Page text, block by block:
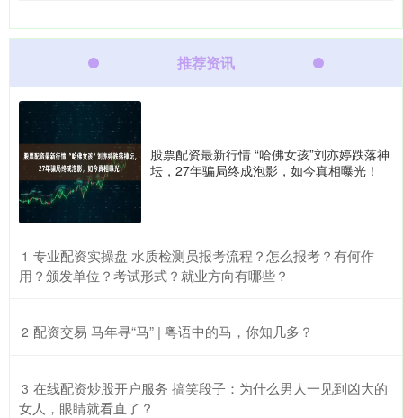
推荐资讯
股票配资最新行情 “哈佛女孩”刘亦婷跌落神
坛，27年骗局终成泡影，如今真相曝光！
1 ​专业配资实操盘 水质检测员报考流程？怎么报考？有何作
用？颁发单位？考试形式？就业方向有哪些？
2 ​配资交易 马年寻“马” | 粤语中的马，你知几多？
3 ​在线配资炒股开户服务 搞笑段子：为什么男人一见到凶大的
女人，眼睛就看直了？